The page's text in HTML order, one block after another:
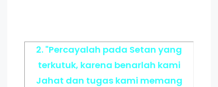
2. "Percayalah pada Setan yang
terkutuk, karena benarlah kami
Jahat dan tugas kami memang